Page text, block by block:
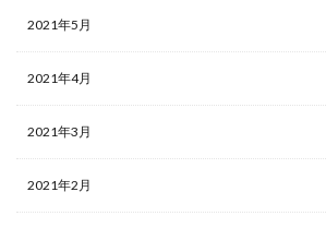
2021年5月
2021年4月
2021年3月
2021年2月